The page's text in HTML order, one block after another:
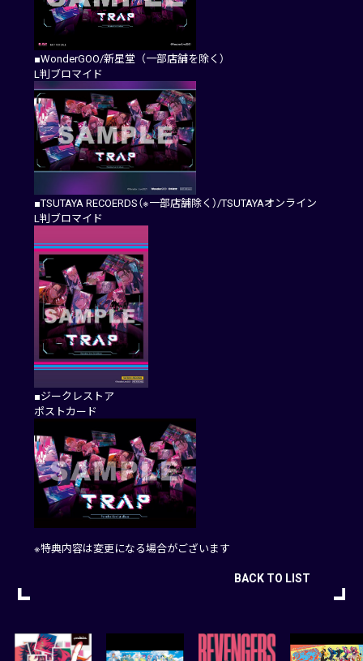
■WonderGOO/新星堂（一部店舗を除く）
L判ブロマイド
■TSUTAYA RECOERDS（※一部店舗除く）/TSUTAYAオンライン
L判ブロマイド
■ジークレストア
ポストカード
※特典内容は変更になる場合がございます
BACK TO LIST